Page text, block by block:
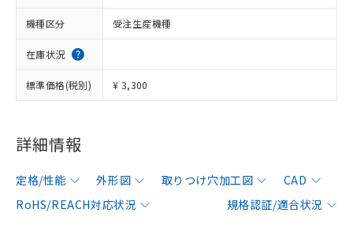
機種区分 受注生産機種
在庫状況
標準価格(税別) ¥ 3,300
詳細情報
定格/性能 外形図 取りつけ穴加工図
CAD
RoHS/REACH対応状況
規格認証/適合状況